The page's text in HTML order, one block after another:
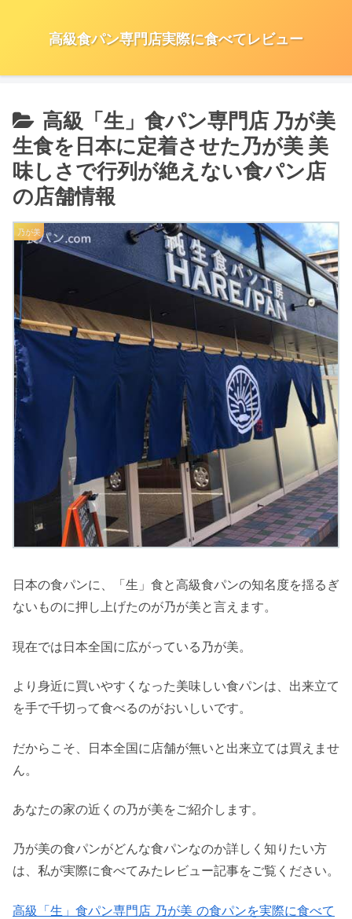
高級食パン専門店実際に食べてレビュー
高級「生」食パン専門店 乃が美
生食を日本に定着させた乃が美 美
味しさで行列が絶えない食パン店
の店舗情報
乃が美
日本の食パンに、「生」食と高級食パンの知名度を揺るぎ
ないものに押し上げたのが乃が美と言えます。
現在では日本全国に広がっている乃が美。
より身近に買いやすくなった美味しい食パンは、出来立て
を手で千切って食べるのがおいしいです。
だからこそ、日本全国に店舗が無いと出来立ては買えませ
ん。
あなたの家の近くの乃が美をご紹介します。
乃が美の食パンがどんな食パンなのか詳しく知りたい方
は、私が実際に食べてみたレビュー記事をご覧ください。
高級「生」食パン専門店 乃が美 の食パンを実際に食べて